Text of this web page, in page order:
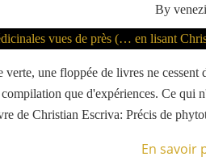
By
verte, une floppée de livres ne
que d'expériences. Ce qui
de Christian Escriva: Précis de
En savoir